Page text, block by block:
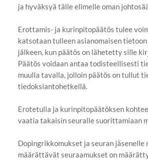
ja hyväksyä tälle elimelle oman
Erottamis- ja kurinpitopäätös tulee
katsotaan tulleen asianomaisen
jälkeen, kun päätös on lähetetty sille
Päätös voidaan antaa todisteellisesti
muulla tavalla, jolloin päätös on tullut
tiedoksiantohetkellä.
Erotetulla ja kurinpitopäätöksen
vaatia takaisin seuralle suorittamiaan
Dopingrikkomukset ja seuran jäsenelle
määrättävät seuraamukset on